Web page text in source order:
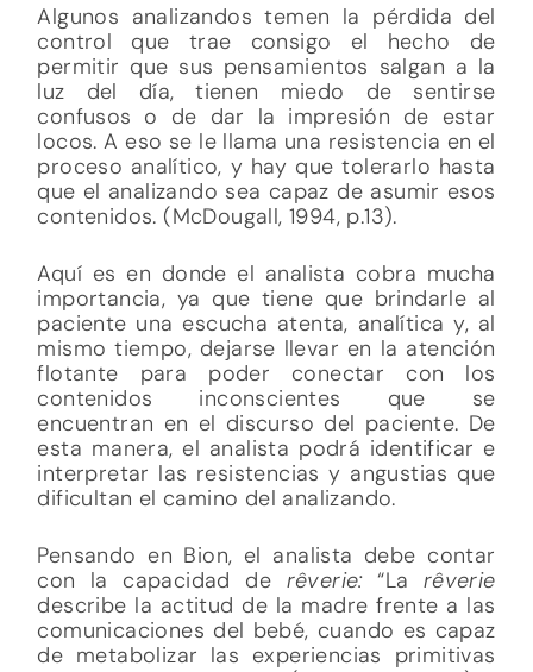
Algunos analizandos temen la pérdida del
control que trae consigo el hecho de
permitir que sus pensamientos salgan a la
luz del día, tienen miedo de sentirse
confusos o de dar la impresión de estar
locos. A eso se le llama una resistencia en el
proceso analítico, y hay que tolerarlo hasta
que el analizando sea capaz de asumir esos
contenidos. (McDougall, 1994, p.13).
Aquí es en donde el analista cobra mucha
importancia, ya que tiene que brindarle al
paciente una escucha atenta, analítica y, al
mismo tiempo, dejarse llevar en la atención
flotante para poder conectar con los
contenidos inconscientes que se
encuentran en el discurso del paciente. De
esta manera, el analista podrá identificar e
interpretar las resistencias y angustias que
dificultan el camino del analizando.
Pensando en Bion, el analista debe contar
con la capacidad de rêverie:“La rêverie
describe la actitud de la madre frente a las
comunicaciones del bebé, cuando es capaz
de metabolizar las experiencias primitivas